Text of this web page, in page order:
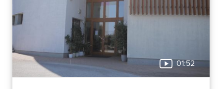
01:52